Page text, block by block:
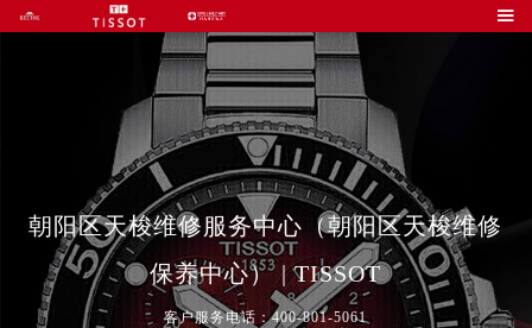

朝阳区天梭维修服务中心（朝阳区天梭维修
保养中心） | TISSOT
客户服务电话：400-801-5061